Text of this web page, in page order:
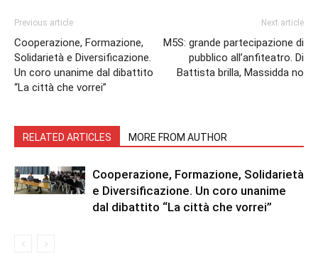
Previous article
Cooperazione, Formazione,
Solidarietà e Diversificazione.
Un coro unanime dal dibattito
“La città che vorrei”
Next article
M5S: grande partecipazione di
pubblico all’anfiteatro. Di
Battista brilla, Massidda no
RELATED ARTICLES MORE FROM AUTHOR
Cooperazione, Formazione, Solidarietà
e Diversificazione. Un coro unanime
dal dibattito “La città che vorrei”